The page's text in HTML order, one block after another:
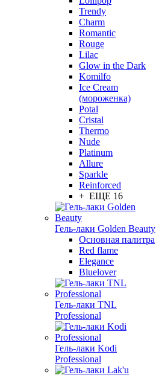
Trendy
Charm
Romantic
Rouge
Lilac
Glow in the Dark
Komilfo
Ice Cream
(мороженка)
Potal
Cristal
Thermo
Nude
Platinum
Allure
Sparkle
Reinforced
+ ЕЩЕ 16
Гель-лаки Golden Beauty
Основная палитра
Red flame
Elegance
Bluelover
Гель-лаки TNL
Professional
Гель-лаки Kodi
Professional